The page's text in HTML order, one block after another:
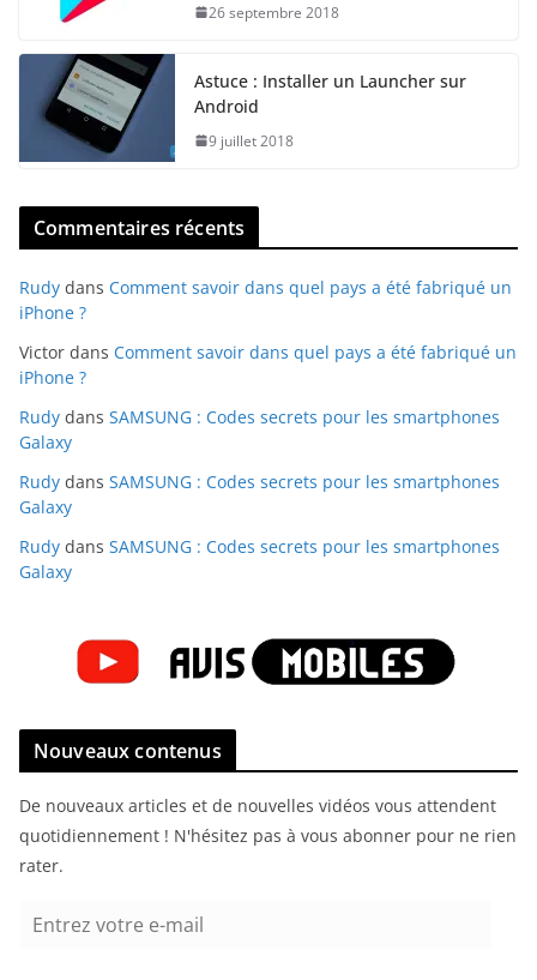
26 septembre 2018
Astuce : Installer un Launcher sur
Android
9 juillet 2018
Commentaires récents
Rudy dans Comment savoir dans quel pays a été fabriqué un
iPhone ?
Victor dans Comment savoir dans quel pays a été fabriqué un
iPhone ?
Rudy dans SAMSUNG : Codes secrets pour les smartphones
Galaxy
Rudy dans SAMSUNG : Codes secrets pour les smartphones
Galaxy
Rudy dans SAMSUNG : Codes secrets pour les smartphones
Galaxy
Nouveaux contenus
De nouveaux articles et de nouvelles vidéos vous attendent
quotidiennement ! N'hésitez pas à vous abonner pour ne rien
rater.